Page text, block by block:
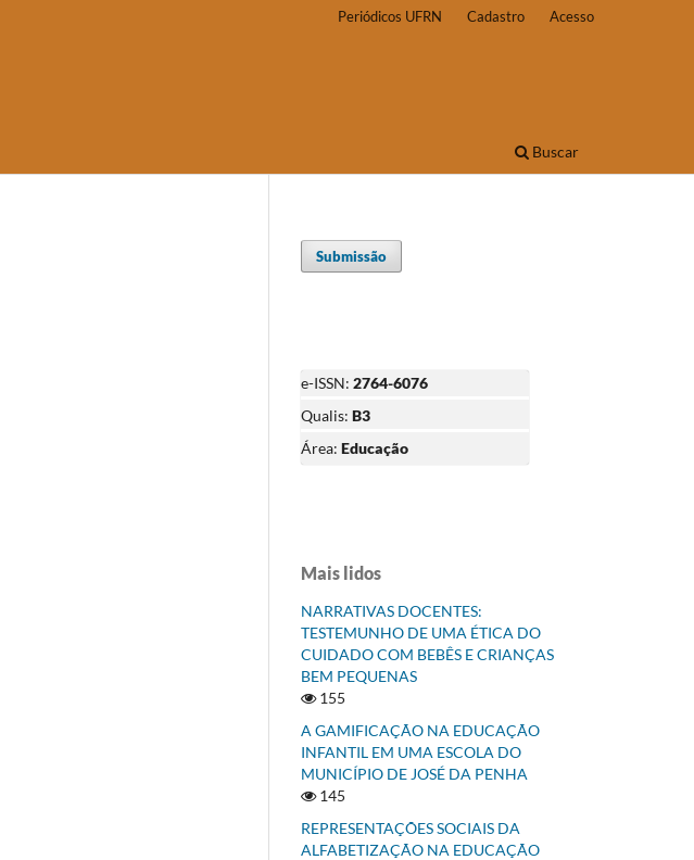
Buscar
Periódicos UFRN Cadastro Acesso
Submissão
e-ISSN: 2764-6076
Qualis: B3
Área: Educação
Mais lidos
NARRATIVAS DOCENTES:
TESTEMUNHO DE UMA ÉTICA DO
CUIDADO COM BEBÊS E CRIANÇAS
BEM PEQUENAS
155
A GAMIFICAÇÃO NA EDUCAÇÃO
INFANTIL EM UMA ESCOLA DO
MUNICÍPIO DE JOSÉ DA PENHA
145
REPRESENTAÇÕES SOCIAIS DA
ALFABETIZAÇÃO NA EDUCAÇÃO